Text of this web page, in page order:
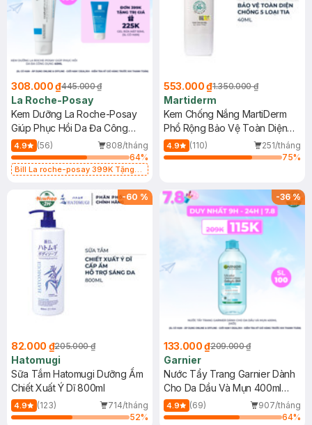
308.000 ₫445.000 ₫
La Roche-Posay
Kem Dưỡng La Roche-Posay
Giúp Phục Hồi Da Đa Công
Dụng 40ml
4.9 (56)
808/tháng
64%
Bill La roche-posay 399K Tặng
(SL có hạn)
553.000 ₫1.350.000 ₫
Martiderm
Kem Chống Nắng MartiDerm
Phổ Rộng Bảo Vệ Toàn Diện
40ml
4.9 (110)
251/tháng
75%
-60 %
82.000 ₫205.000 ₫
Hatomugi
Sữa Tắm Hatomugi Dưỡng Ẩm
Chiết Xuất Ý Dĩ 800ml
4.9 (123)
714/tháng
52%
-36%
133.000 ₫209.000 ₫
Garnier
Nước Tẩy Trang Garnier Dành
Cho Da Dầu Và Mụn 400ml
(Mới)
4.9 (69)
907/tháng
64%